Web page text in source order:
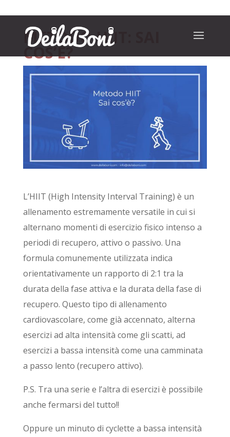
METODO HIIT: SAI
COS’È?
L’HIIT (High Intensity Interval Training) è un
allenamento estremamente versatile in cui si
alternano momenti di esercizio fisico intenso a
periodi di recupero, attivo o passivo. Una
formula comunemente utilizzata indica
orientativamente un rapporto di 2:1 tra la
durata della fase attiva e la durata della fase di
recupero. Questo tipo di allenamento
cardiovascolare, come già accennato, alterna
esercizi ad alta intensità come gli scatti, ad
esercizi a bassa intensità come una camminata
a passo lento (recupero attivo).
P.S. Tra una serie e l’altra di esercizi è possibile
anche fermarsi del tutto!!
Oppure un minuto di cyclette a bassa intensità